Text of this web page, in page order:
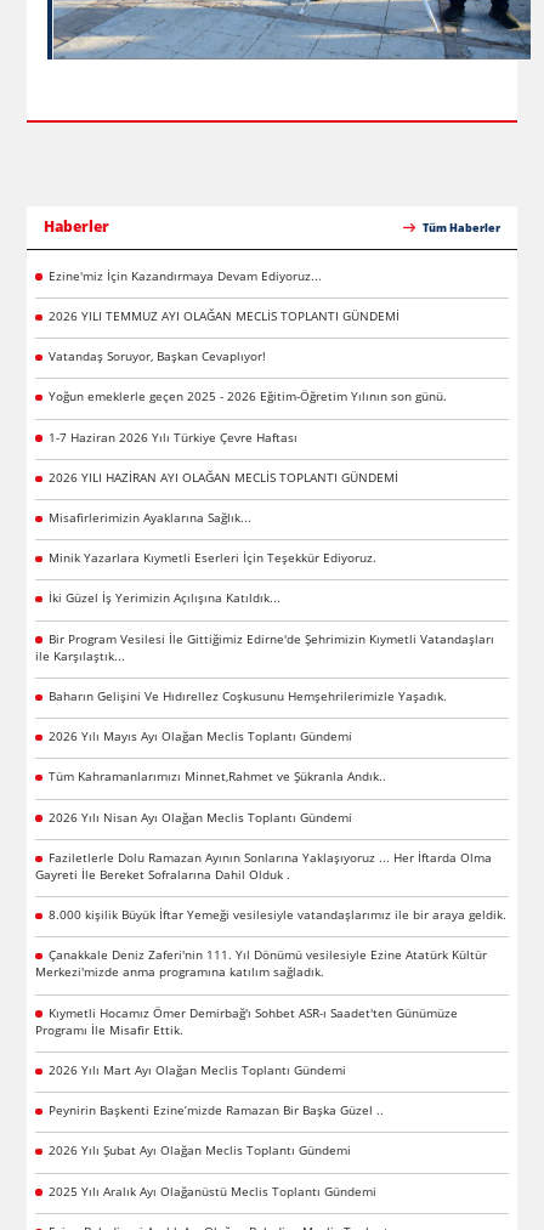
Haberler Tüm Haberler
Ezine'miz İçin Kazandırmaya Devam Ediyoruz...
2026 YILI TEMMUZ AYI OLAĞAN MECLİS TOPLANTI GÜNDEMİ
Vatandaş Soruyor, Başkan Cevaplıyor!
Yoğun emeklerle geçen 2025 - 2026 Eğitim-Öğretim Yılının son günü.
1-7 Haziran 2026 Yılı Türkiye Çevre Haftası
2026 YILI HAZİRAN AYI OLAĞAN MECLİS TOPLANTI GÜNDEMİ
Misafirlerimizin Ayaklarına Sağlık...
Minik Yazarlara Kıymetli Eserleri İçin Teşekkür Ediyoruz.
İki Güzel İş Yerimizin Açılışına Katıldık...
Bir Program Vesilesi İle Gittiğimiz Edirne'de Şehrimizin Kıymetli Vatandaşları
ile Karşılaştık...
Baharın Gelişini Ve Hıdırellez Coşkusunu Hemşehrilerimizle Yaşadık.
2026 Yılı Mayıs Ayı Olağan Meclis Toplantı Gündemi
Tüm Kahramanlarımızı Minnet,Rahmet ve Şükranla Andık..
2026 Yılı Nisan Ayı Olağan Meclis Toplantı Gündemi
Faziletlerle Dolu Ramazan Ayının Sonlarına Yaklaşıyoruz ... Her İftarda Olma
Gayreti İle Bereket Sofralarına Dahil Olduk .
8.000 kişilik Büyük İftar Yemeği vesilesiyle vatandaşlarımız ile bir araya geldik.
Çanakkale Deniz Zaferi'nin 111. Yıl Dönümü vesilesiyle Ezine Atatürk Kültür
Merkezi'mizde anma programına katılım sağladık.
Kıymetli Hocamız Ömer Demirbağ'ı Sohbet ASR-ı Saadet'ten Günümüze
Programı İle Misafir Ettik.
2026 Yılı Mart Ayı Olağan Meclis Toplantı Gündemi
Peynirin Başkenti Ezine’mizde Ramazan Bir Başka Güzel ..
2026 Yılı Şubat Ayı Olağan Meclis Toplantı Gündemi
2025 Yılı Aralık Ayı Olağanüstü Meclis Toplantı Gündemi